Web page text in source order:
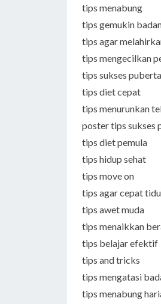
tips menabung
tips gemukin
tips agar
tips mengecilkan
tips sukses
tips diet cepat
tips menurunkan
poster tips sukses
tips diet pemula
tips hidup sehat
tips move on
tips agar cepat
tips awet muda
tips menaikkan
tips belajar efektif
tips and tricks
tips mengatasi
tips menabung